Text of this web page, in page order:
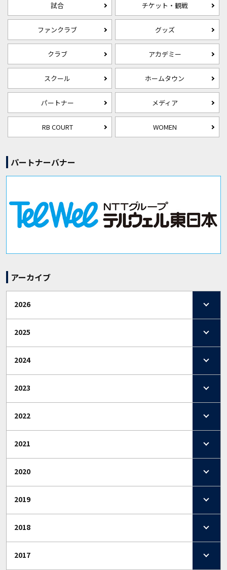
試合 チケット・観戦
ファンクラブ グッズ
クラブ アカデミー
スクール ホームタウン
パートナー メディア
RB COURT WOMEN
パートナーバナー
アーカイブ
2026
2025
2024
2023
2022
2021
2020
2019
2018
2017